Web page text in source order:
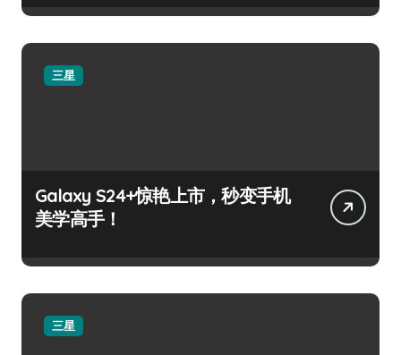
三星
Galaxy S24+惊艳上市，秒变手机
美学高手！
三星